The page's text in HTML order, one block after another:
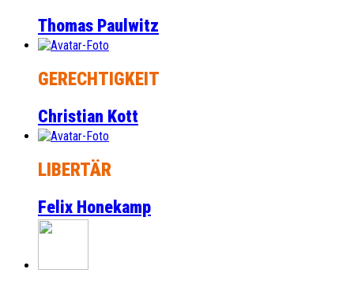
Thomas Paulwitz
GERECHTIGKEIT
Christian Kott
LIBERTÄR
Felix Honekamp